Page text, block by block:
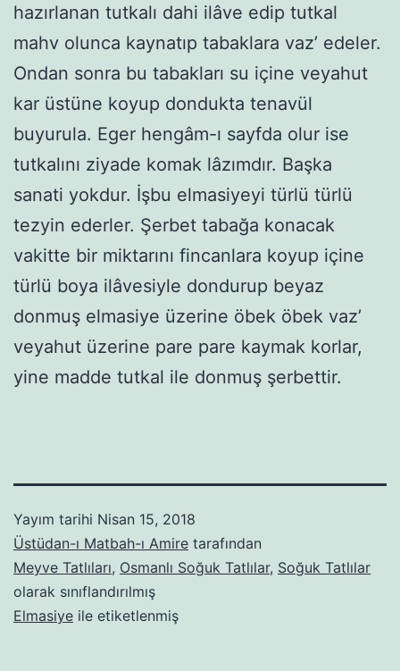
hazırlanan tutkalı dahi ilâve edip tutkal
mahv olunca kaynatıp tabaklara vaz’ edeler.
Ondan sonra bu tabakları su içine veyahut
kar üstüne koyup dondukta tenavül
buyurula. Eger hengâm-ı sayfda olur ise
tutkalını ziyade komak lâzımdır. Başka
sanati yokdur. İşbu elmasiyeyi türlü türlü
tezyin ederler. Şerbet tabağa konacak
vakitte bir miktarını fincanlara koyup içine
türlü boya ilâvesiyle dondurup beyaz
donmuş elmasiye üzerine öbek öbek vaz’
veyahut üzerine pare pare kaymak korlar,
yine madde tutkal ile donmuş şerbettir.
Yayım tarihi Nisan 15, 2018
Üstüdan-ı Matbah-ı Amire tarafından
Meyve Tatlıları, Osmanlı Soğuk Tatlılar, Soğuk Tatlılar
olarak sınıflandırılmış
Elmasiye ile etiketlenmiş